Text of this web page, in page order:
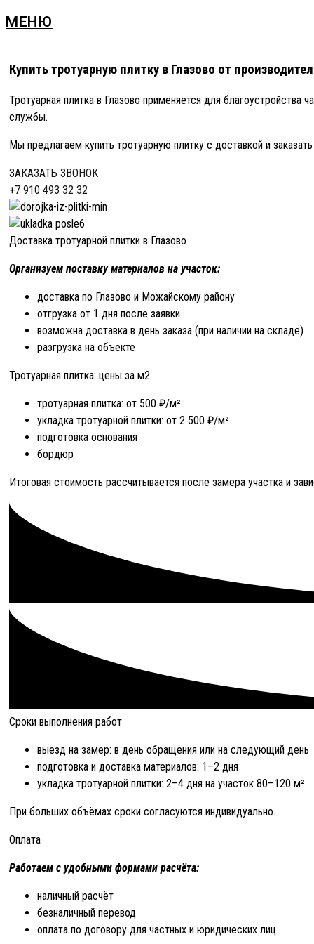
МЕНЮ
Купить тротуарную плитку в Глазово от
Тротуарная плитка в Глазово применяется для
службы.
Мы предлагаем купить тротуарную плитку с доставкой и
ЗАКАЗАТЬ ЗВОНОК
+7 910 493 32 32
Доставка тротуарной плитки в Глазово
Организуем поставку материалов на участок:
доставка по Глазово и Можайскому району
отгрузка от 1 дня после заявки
возможна доставка в день заказа (при наличии на складе)
разгрузка на объекте
Тротуарная плитка: цены за м2
тротуарная плитка: от 500 ₽/м²
укладка тротуарной плитки: от 2 500 ₽/м²
подготовка основания
бордюр
Итоговая стоимость рассчитывается после замера участка и
Сроки выполнения работ
выезд на замер: в день обращения или на следующий день
подготовка и доставка материалов: 1–2 дня
укладка тротуарной плитки: 2–4 дня на участок 80–120 м²
При больших объёмах сроки согласуются индивидуально.
Оплата
Работаем с удобными формами расчёта:
наличный расчёт
безналичный перевод
оплата по договору для частных и юридических лиц